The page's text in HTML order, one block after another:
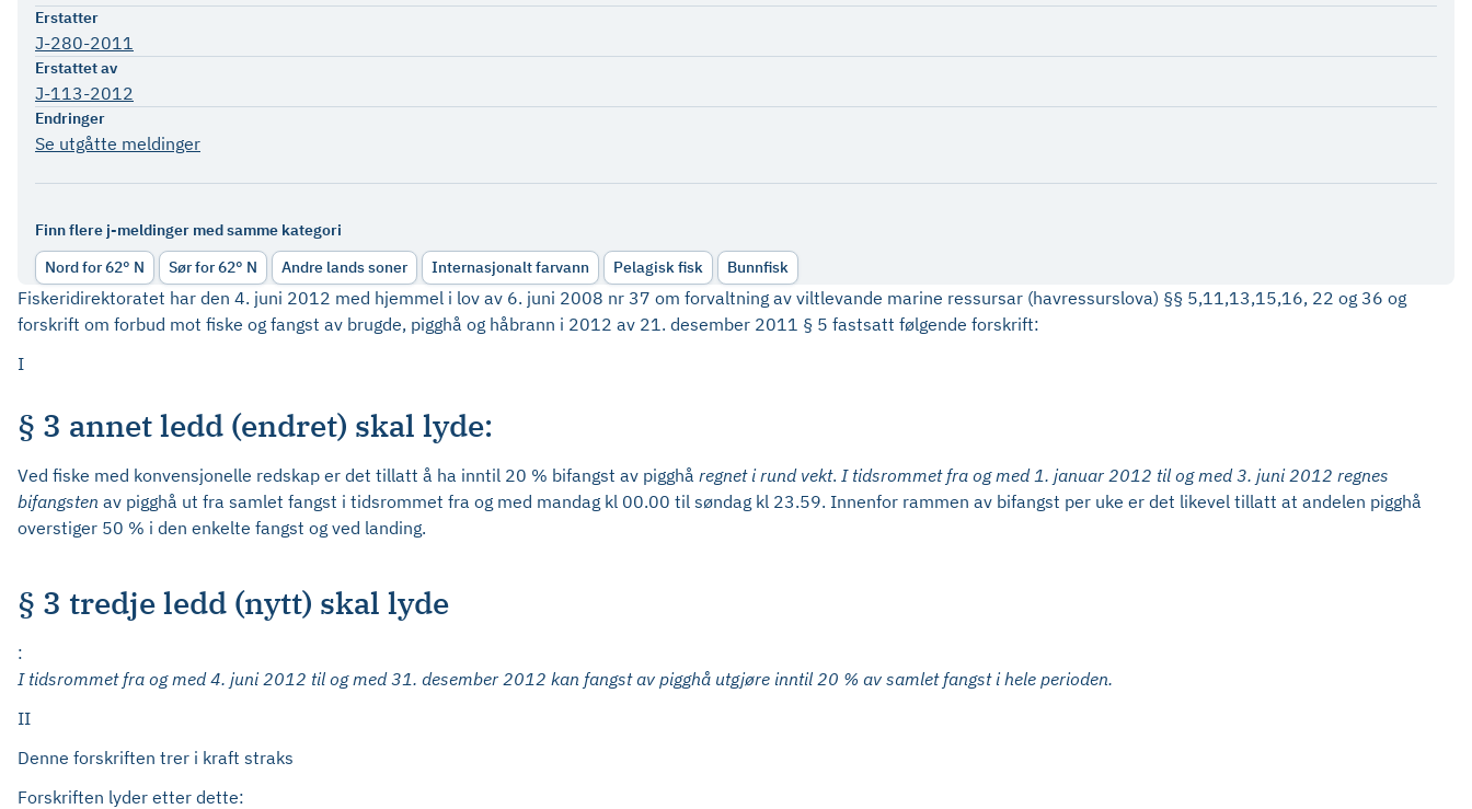
Erstatter
J-280-2011
Erstattet av
J-113-2012
Endringer
Se utgåtte meldinger
Finn flere j-meldinger med samme kategori
Nord for 62° N
Sør for 62° N Andre lands soner Internasjonalt farvann Pelagisk fisk Bunnfisk
Fiskeridirektoratet har den 4. juni 2012 med hjemmel i lov av 6. juni 2008 nr 37 om forvaltning av viltlevande marine ressursar (havressurslova) §§ 5,11,13,15,16, 22 og 36 og
forskrift om forbud mot fiske og fangst av brugde, pigghå og håbrann i 2012 av 21. desember 2011 § 5 fastsatt følgende forskrift:
I
§ 3 annet ledd (endret) skal lyde:
Ved fiske med konvensjonelle redskap er det tillatt å ha inntil 20 % bifangst av pigghå regnet i rund vekt. I tidsrommet fra og med 1. januar 2012 til og med 3. juni 2012 regnes
bifangsten av pigghå ut fra samlet fangst i tidsrommet fra og med mandag kl 00.00 til søndag kl 23.59. Innenfor rammen av bifangst per uke er det likevel tillatt at andelen pigghå
overstiger 50 % i den enkelte fangst og ved landing.
§ 3 tredje ledd (nytt) skal lyde
:
I tidsrommet fra og med 4. juni 2012 til og med 31. desember 2012 kan fangst av pigghå utgjøre inntil 20 % av samlet fangst i hele perioden.
II
Denne forskriften trer i kraft straks
Forskriften lyder etter dette: